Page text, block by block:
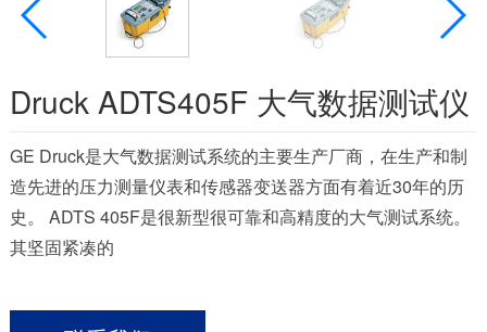
Druck ADTS405F 大气数据测试仪
GE Druck是大气数据测试系统的主要生产厂商，在生产和制
造先进的压力测量仪表和传感器变送器方面有着近30年的历
史。 ADTS 405F是很新型很可靠和高精度的大气测试系统。
其坚固紧凑的